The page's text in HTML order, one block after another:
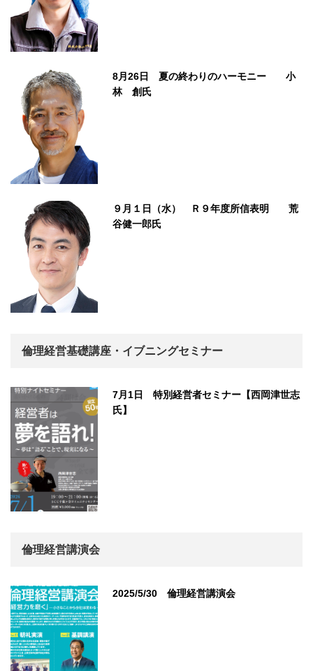
8月26日 夏の終わりのハーモニー 小
林 創氏
９月１日（水） Ｒ９年度所信表明 荒
谷健一郎氏
倫理経営基礎講座・イブニングセミナー
7月1日 特別経営者セミナー【西岡津世志
氏】
倫理経営講演会
2025/5/30 倫理経営講演会